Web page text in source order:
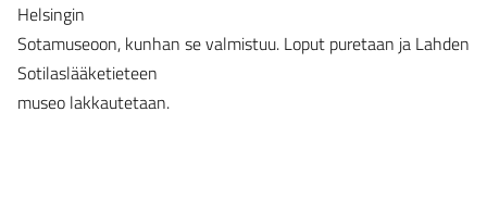
Helsingin
Sotamuseoon, kunhan se valmistuu. Loput puretaan ja Lahden
Sotilaslääketieteen
museo lakkautetaan.